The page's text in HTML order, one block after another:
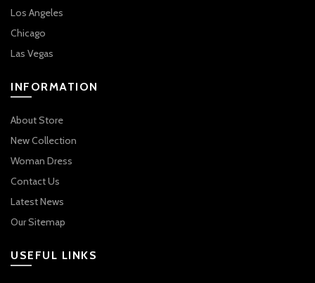
Los Angeles
Chicago
Las Vegas
INFORMATION
About Store
New Collection
Woman Dress
Contact Us
Latest News
Our Sitemap
USEFUL LINKS